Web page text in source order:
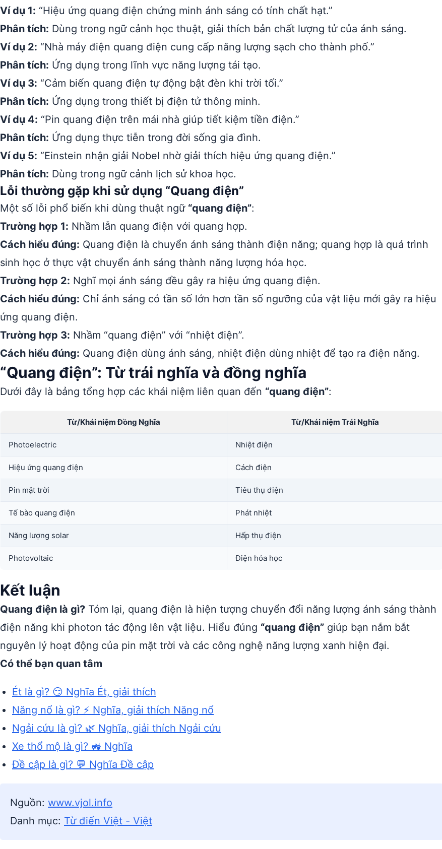
Ví dụ 1: “Hiệu ứng quang điện chứng minh ánh sáng có tính chất hạt.”
Phân tích: Dùng trong ngữ cảnh học thuật, giải thích bản chất lượng tử của ánh sáng.
Ví dụ 2: “Nhà máy điện quang điện cung cấp năng lượng sạch cho thành phố.”
Phân tích: Ứng dụng trong lĩnh vực năng lượng tái tạo.
Ví dụ 3: “Cảm biến quang điện tự động bật đèn khi trời tối.”
Phân tích: Ứng dụng trong thiết bị điện tử thông minh.
Ví dụ 4: “Pin quang điện trên mái nhà giúp tiết kiệm tiền điện.”
Phân tích: Ứng dụng thực tiễn trong đời sống gia đình.
Ví dụ 5: “Einstein nhận giải Nobel nhờ giải thích hiệu ứng quang điện.”
Phân tích: Dùng trong ngữ cảnh lịch sử khoa học.
Lỗi thường gặp khi sử dụng “Quang điện”
Một số lỗi phổ biến khi dùng thuật ngữ “quang điện”:
Trường hợp 1: Nhầm lẫn quang điện với quang hợp.
Cách hiểu đúng: Quang điện là chuyển ánh sáng thành điện năng; quang hợp là quá trình
sinh học ở thực vật chuyển ánh sáng thành năng lượng hóa học.
Trường hợp 2: Nghĩ mọi ánh sáng đều gây ra hiệu ứng quang điện.
Cách hiểu đúng: Chỉ ánh sáng có tần số lớn hơn tần số ngưỡng của vật liệu mới gây ra hiệu
ứng quang điện.
Trường hợp 3: Nhầm “quang điện” với “nhiệt điện”.
Cách hiểu đúng: Quang điện dùng ánh sáng, nhiệt điện dùng nhiệt để tạo ra điện năng.
“Quang điện”: Từ trái nghĩa và đồng nghĩa
Dưới đây là bảng tổng hợp các khái niệm liên quan đến “quang điện”:
Từ/Khái niệm Đồng Nghĩa Từ/Khái niệm Trái Nghĩa
Photoelectric Nhiệt điện
Hiệu ứng quang điện Cách điện
Pin mặt trời Tiêu thụ điện
Tế bào quang điện Phát nhiệt
Năng lượng solar Hấp thụ điện
Photovoltaic Điện hóa học
Kết luận
Quang điện là gì? Tóm lại, quang điện là hiện tượng chuyển đổi năng lượng ánh sáng thành
điện năng khi photon tác động lên vật liệu. Hiểu đúng “quang điện” giúp bạn nắm bắt
nguyên lý hoạt động của pin mặt trời và các công nghệ năng lượng xanh hiện đại.
Có thể bạn quan tâm
Ét là gì? 😏 Nghĩa Ét, giải thích
Năng nổ là gì? ⚡ Nghĩa, giải thích Năng nổ
Ngải cứu là gì? 🌿 Nghĩa, giải thích Ngải cứu
Xe thổ mộ là gì? 🚜 Nghĩa
Đề cập là gì? 💬 Nghĩa Đề cập
Nguồn: www.vjol.info
Danh mục: Từ điển Việt - Việt